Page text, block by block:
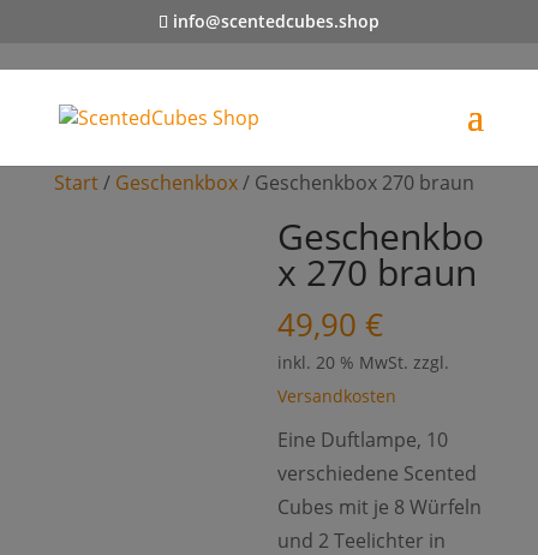
info@scentedcubes.shop
Start/ Geschenkbox/ Geschenkbox 270 braun
Geschenkbo
x 270 braun
49,90€
inkl. 20 % MwSt. zzgl.
Versandkosten
Eine Duftlampe, 10
verschiedene Scented
Cubes mit je 8 Würfeln
und 2 Teelichter in